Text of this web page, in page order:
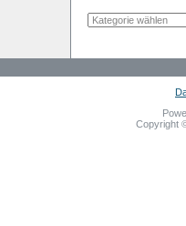
Copyright